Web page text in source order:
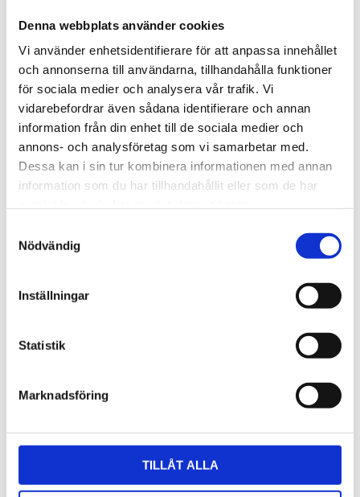
Denna webbplats använder cookies
Vi använder enhetsidentifierare för att anpassa innehållet
och annonserna till användarna, tillhandahålla funktioner
för sociala medier och analysera vår trafik. Vi
vidarebefordrar även sådana identifierare och annan
information från din enhet till de sociala medier och
annons- och analysföretag som vi samarbetar med.
Dessa kan i sin tur kombinera informationen med annan
information som du har tillhandahållit eller som de har
Nödvändig
Inställningar
Statistik
Marknadsföring
TILLÅT ALLA
mars (1)
februari (4)
2022
december (2)
oktober (3)
maj (1)
februari (3)
januari (4)
2021
oktober (3)
maj (3)
april (1)
februari (1)
2020
december (1)
oktober (8)
mars (4)